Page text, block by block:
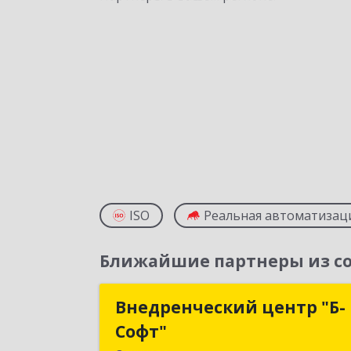
ISO Реальная
Ближайшие партнеры из
Внедренческий центр "Б-
Софт"
Внедренческий центр "Б-